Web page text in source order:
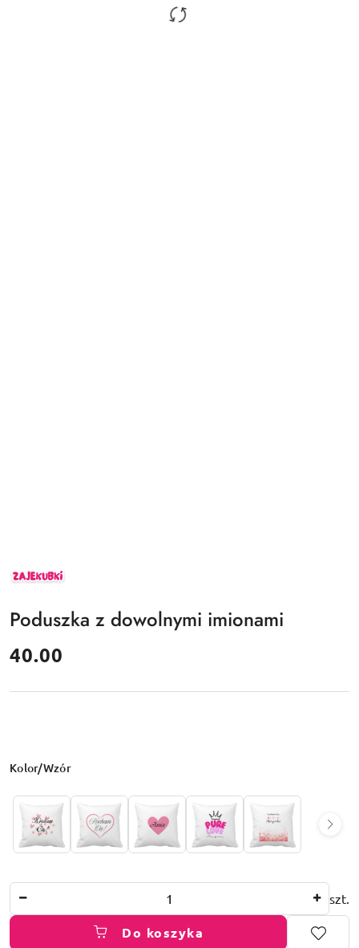
ZAJEKUBKI
Poduszka z dowolnymi imionami
cena:
40.00
Wariant
Kolor/Wzór
szt.
Do koszyka